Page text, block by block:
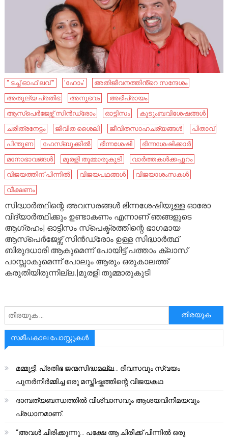
'' ടച്ച് ഓഫ് ലവ് '' 'ഹോം'
അതിജീവനത്തിൻ്റെ സന്ദേശം
അതുല്യ പ്രതിഭ
അനുഭവം
അഭിപ്രായം
ആസ്പെർജേഴ്സ് സിൻഡ്രോം
ഓട്ടിസം
കുടുംബവിശേഷങ്ങൾ
ചരിത്രനേട്ടം
ജീവിത ശൈലി ജീവിതസാഹചര്യങ്ങൾ
പിതാവ്
പിന്തുണ
ഫേസ്ബുക്കിൽ ഭിന്നശേഷി
ഭിന്നശേഷിക്കാർ
മനോഭാവങ്ങൾ
മുരളി തുമ്മാരുകുടി
വാർത്തകൾക്കപ്പുറം
വിജയത്തിന് പിന്നിൽ
വിജയപഥങ്ങൾ
വിജയാശംസകൾ
വീക്ഷണം
സിദ്ധാർത്ഥിന്റെ അവസരങ്ങൾ ഭിന്നശേഷിയുള്ള ഓരോ
വിദ്യാർത്ഥിക്കും ഉണ്ടാകണം എന്നാണ് ഞങ്ങളുടെ
ആഗ്രഹം| ഓട്ടിസം സ്പെക്ട്രത്തിന്റെ ഭാഗമായ
ആസ്പെർജേഴ്സ് സിൻഡ്രോം ഉള്ള സിദ്ധാർത്ഥ്
ബിരുദധാരി ആകുമെന്ന് പോയിട്ട് പത്താം ക്ലാസ്
പാസ്സാകുമെന്ന് പോലും ആരും ഒരുകാലത്ത്
കരുതിയിരുന്നില്ല.|മുരളി തുമ്മാരുകുടി
അനേഷിക്കുക
സമീപകാല പോസ്റ്റുകൾ
മമ്മൂട്ടി: പ്രതിഭ ജന്മസിദ്ധമല്ല… ദിവസവും സ്വയം
പുനർനിർമ്മിച്ച ഒരു മസ്തിഷ്കത്തിന്റെ വിജയകഥ
ദാമ്പത്യബന്ധത്തിൽ വിശ്വാസവും ആശയവിനിമയവും
പ്രധാനമാണ്.
“അവൾ ചിരിക്കുന്നു… പക്ഷേ ആ ചിരിക്ക് പിന്നിൽ ഒരു